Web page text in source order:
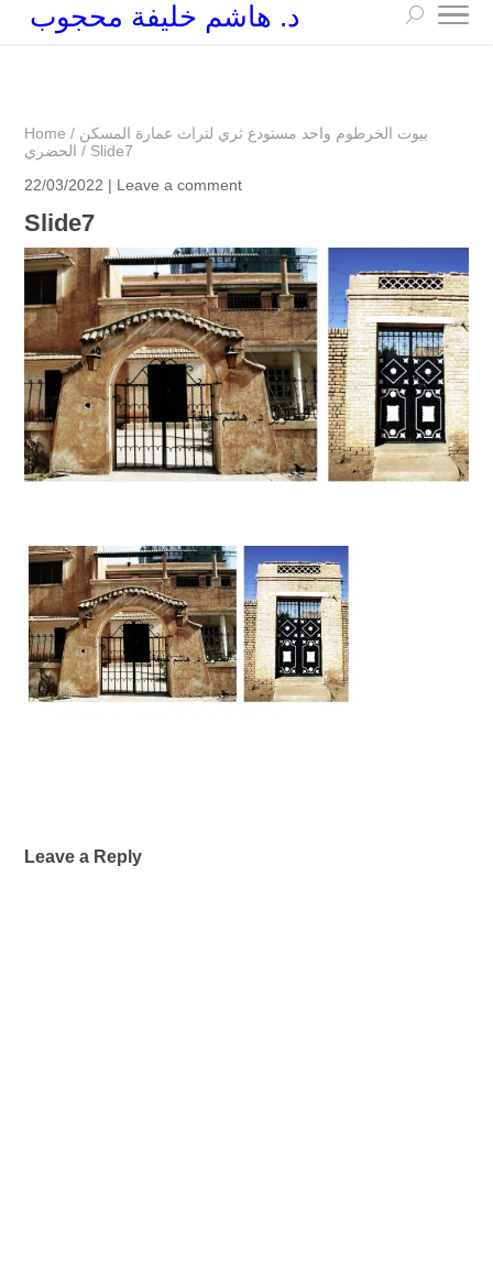
د. هاشم خليفة محجوب
Home / بيوت الخرطوم واحد مستودع ثري لتراث عمارة المسكن
الحضري / Slide7
22/03/2022 | Leave a comment
Slide7
Leave a Reply